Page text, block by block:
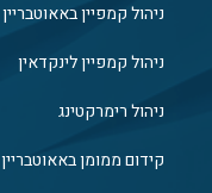
ניהול קמפיין באאוטבריין
ניהול קמפיין לינקדאין
ניהול רימרקטינג
קידום ממומן באאוטבריין